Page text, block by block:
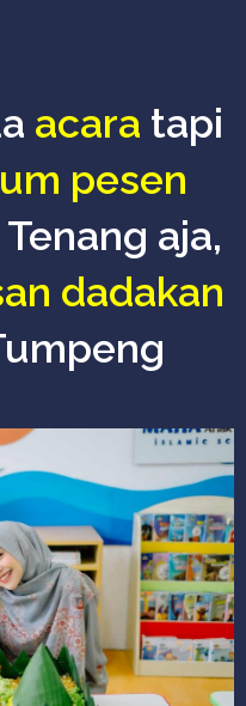
acara tapi
pesen
aja,
dadakan